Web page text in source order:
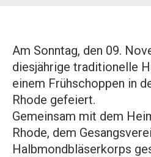
Am Sonntag, den 09.
diesjährige traditionelle
einem Frühschoppen in
Rhode gefeiert.
Gemeinsam mit dem
Rhode, dem
Halbmondbläserkorps